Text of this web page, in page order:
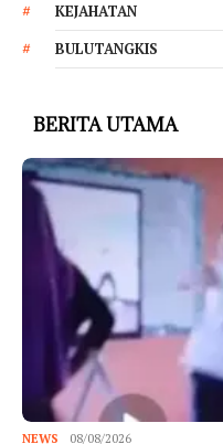
KEJAHATAN
BULUTANGKIS
BERITA UTAMA
NEWS 08/08/2026